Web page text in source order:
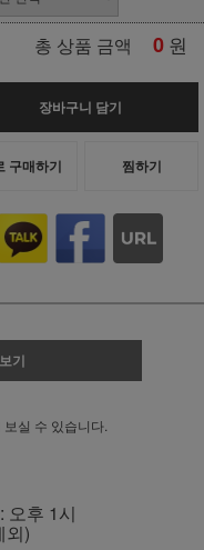
총 상품 금액 0 원
장바구니 담기
구매하기 찜하기
기
실 수 있습니다.
오후 1시
외)